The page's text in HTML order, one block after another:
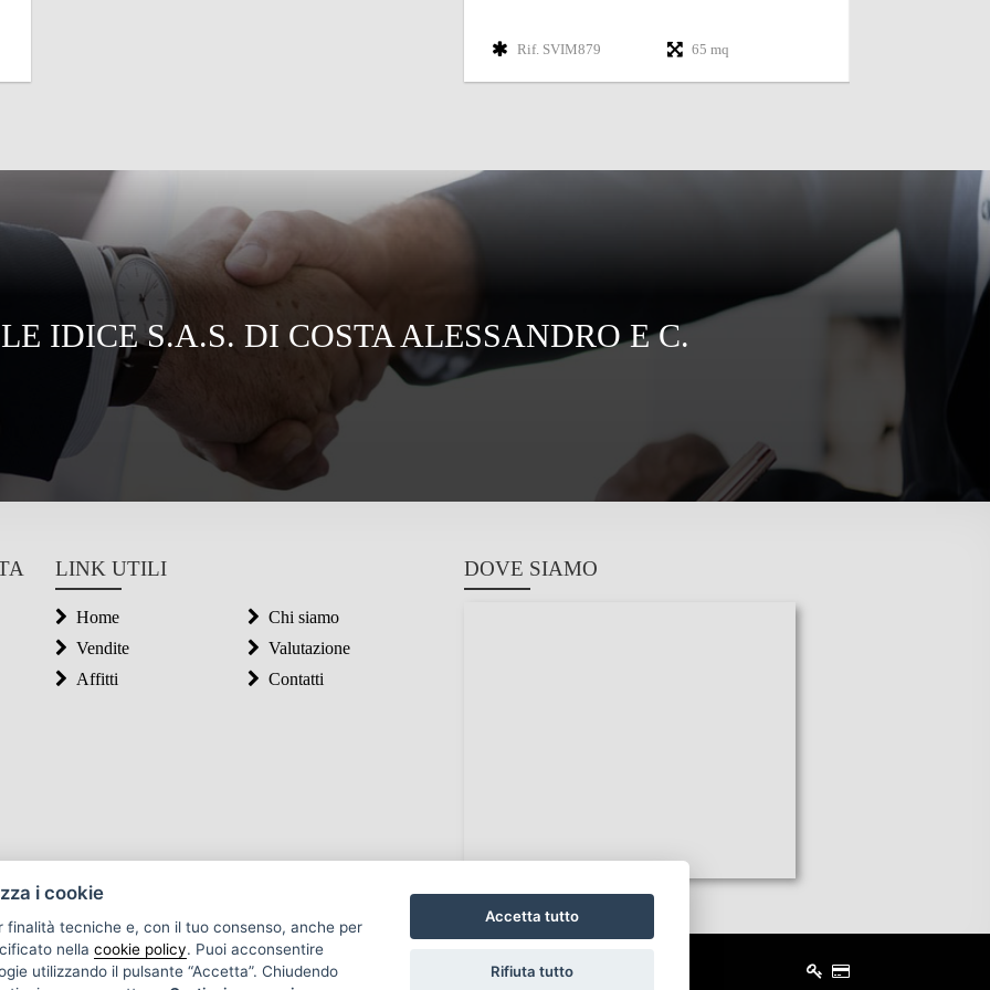
Rif. SVIM879 65 mq
IDICE S.A.S. DI COSTA ALESSANDRO E C.
LINK UTILI
Home
Vendite
Affitti
Chi siamo
Valutazione
Contatti
DOVE SIAMO
i cookie
finalità tecniche e, con il tuo consenso, anche per
nella cookie policy. Puoi acconsentire
utilizzando il pulsante “Accetta”. Chiudendo
Accetta tutto
Rifiuta tutto